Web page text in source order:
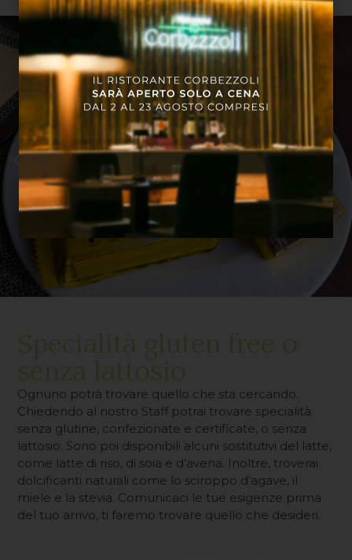
Specialità gluten free o
senza lattosio
Ognuno potrà trovare quello che sta cercando.
Chiedendo al nostro Staff potrai trovare specialità
senza glutine, confezionate e certificate, o senza
lattosio. Sono poi disponibili alcuni sostitutivi del latte,
come latte di riso, di soia e d’avena. Inoltre, troverai
dolcificanti naturali come lo sciroppo d’agave, il
miele e la stevia. Comunicaci le tue esigenze prima
del tuo arrivo, ti faremo trovare quello che desideri.